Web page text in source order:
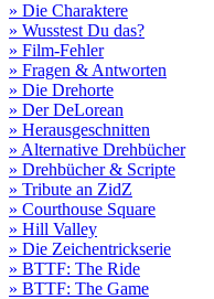
» Die Charaktere
» Wusstest Du das?
» Film-Fehler
» Fragen & Antworten
» Die Drehorte
» Der DeLorean
» Herausgeschnitten
» Alternative Drehbücher
» Drehbücher & Scripte
» Tribute an ZidZ
» Courthouse Square
» Hill Valley
» Die Zeichentrickserie
» BTTF: The Ride
» BTTF: The Game